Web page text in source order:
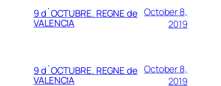
9 d´OCTUBRE. REGNE de
VALENCIA
October 8,
2019
9 d´OCTUBRE. REGNE de
VALENCIA
October 8,
2019